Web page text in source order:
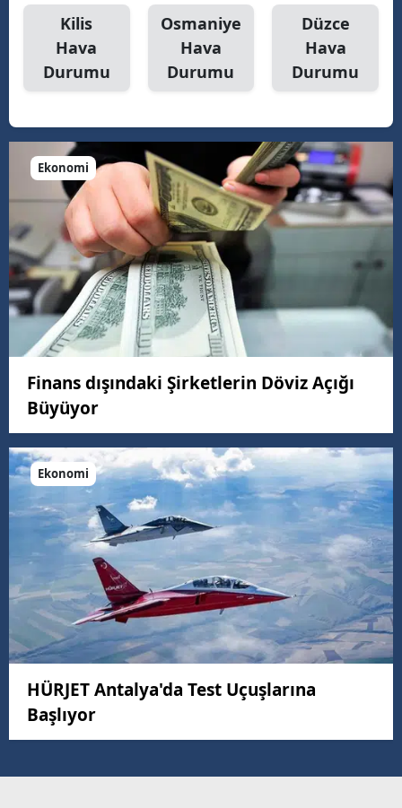
Kilis
Hava
Durumu
Osmaniye
Hava
Durumu
Düzce
Hava
Durumu
Ekonomi
Finans dışındaki Şirketlerin Döviz Açığı
Büyüyor
Ekonomi
HÜRJET Antalya'da Test Uçuşlarına
Başlıyor